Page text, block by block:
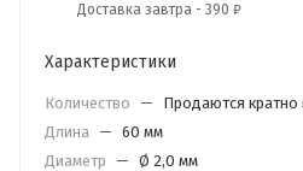
Доставка завтра - 390 ₽
Характеристики
Количество —
Продаются кратно
Длина — 60 мм
Диаметр
— Ø 2,0 мм